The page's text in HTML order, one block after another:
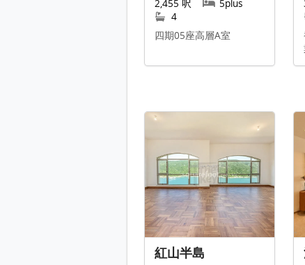
2,455 呎
5plus
4
四期05座高層A室
紅山半島